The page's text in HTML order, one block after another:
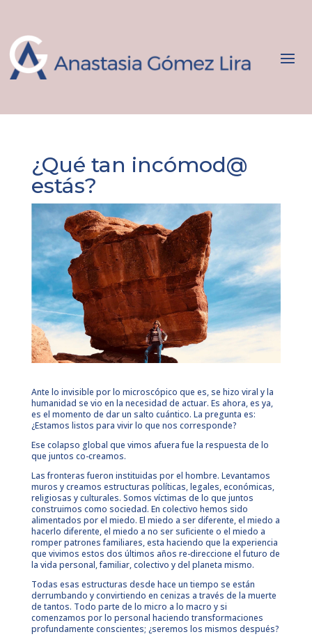
¿Qué tan incómod@
estás?
Ante lo invisible por lo microscópico que es, se hizo viral y la
humanidad se vio en la necesidad de actuar. Es ahora, es ya,
es el momento de dar un salto cuántico. La pregunta es:
¿Estamos listos para vivir lo que nos corresponde?
Ese colapso global que vimos afuera fue la respuesta de lo
que juntos co-creamos.
Las fronteras fueron instituidas por el hombre. Levantamos
muros y creamos estructuras políticas, legales, económicas,
religiosas y culturales. Somos víctimas de lo que juntos
construimos como sociedad. En colectivo hemos sido
alimentados por el miedo. El miedo a ser diferente, el miedo a
hacerlo diferente, el miedo a no ser suficiente o el miedo a
romper patrones familiares, esta haciendo que la experiencia
que vivimos estos dos últimos años re-direccione el futuro de
la vida personal, familiar, colectivo y del planeta mismo.
Todas esas estructuras desde hace un tiempo se están
derrumbando y convirtiendo en cenizas a través de la muerte
de tantos. Todo parte de lo micro a lo macro y si
comenzamos por lo personal haciendo transformaciones
profundamente conscientes; ¿seremos los mismos después?